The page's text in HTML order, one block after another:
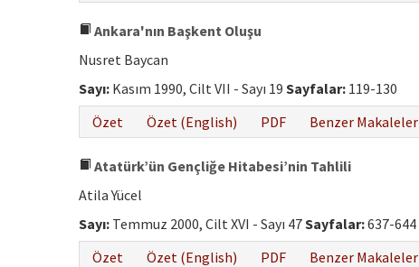
Ankara'nın Başkent Oluşu
Nusret Baycan
Sayı: Kasım 1990, Cilt VII - Sayı 19 Sayfalar: 119-130
Özet
Özet (English) PDF Benzer Makaleler
Atatürk’ün Gençliğe Hitabesi’nin Tahlili
Atila Yücel
Sayı: Temmuz 2000, Cilt XVI - Sayı 47Sayfalar:637-644
Özet
Özet (English) PDF Benzer Makaleler